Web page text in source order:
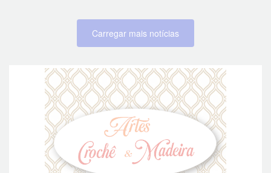
Carregar mais notícias